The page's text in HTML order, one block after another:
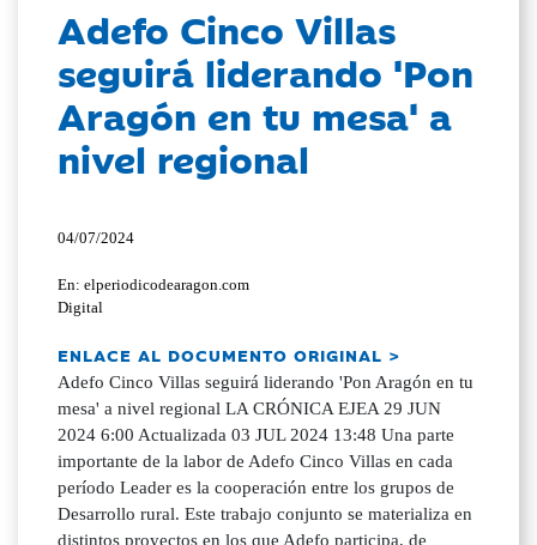
Adefo Cinco Villas
seguirá liderando 'Pon
Aragón en tu mesa' a
nivel regional
04/07/2024
En: elperiodicodearagon.com
Digital
ENLACE AL DOCUMENTO ORIGINAL >
Adefo Cinco Villas seguirá liderando 'Pon Aragón en tu
mesa' a nivel regional LA CRÓNICA EJEA 29 JUN
2024 6:00 Actualizada 03 JUL 2024 13:48 Una parte
importante de la labor de Adefo Cinco Villas en cada
período Leader es la cooperación entre los grupos de
Desarrollo rural. Este trabajo conjunto se materializa en
distintos proyectos en los que Adefo participa, de